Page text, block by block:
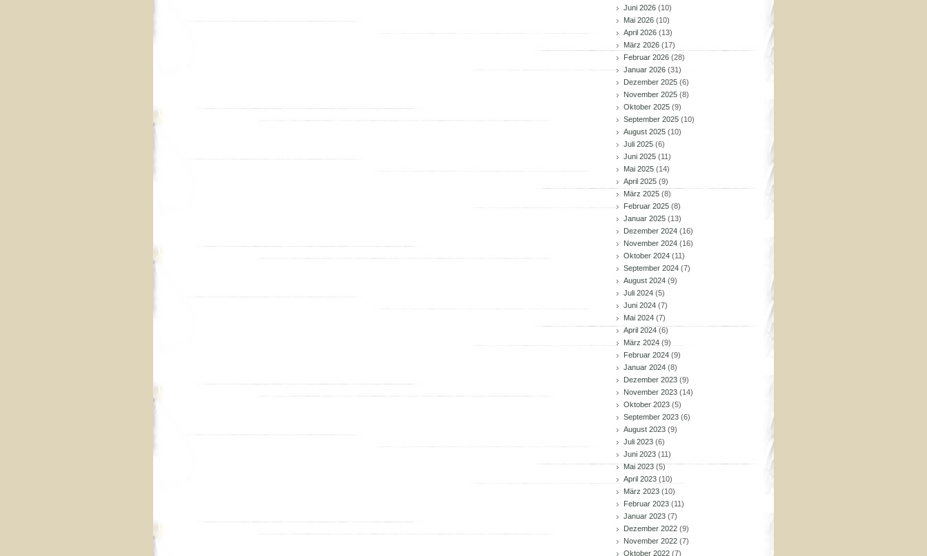
Juni 2026 (10)
Mai 2026 (10)
April 2026 (13)
März 2026 (17)
Februar 2026 (28)
Januar 2026 (31)
Dezember 2025 (6)
November 2025 (8)
Oktober 2025 (9)
September 2025 (10)
August 2025 (10)
Juli 2025 (6)
Juni 2025 (11)
Mai 2025 (14)
April 2025 (9)
März 2025 (8)
Februar 2025 (8)
Januar 2025 (13)
Dezember 2024 (16)
November 2024 (16)
Oktober 2024 (11)
September 2024 (7)
August 2024 (9)
Juli 2024 (5)
Juni 2024 (7)
Mai 2024 (7)
April 2024 (6)
März 2024 (9)
Februar 2024 (9)
Januar 2024 (8)
Dezember 2023 (9)
November 2023 (14)
Oktober 2023 (5)
September 2023 (6)
August 2023 (9)
Juli 2023 (6)
Juni 2023 (11)
Mai 2023(5)
April 2023 (10)
März 2023 (10)
Februar 2023 (11)
Januar 2023 (7)
Dezember 2022 (9)
November 2022 (7)
Oktober 2022 (7)